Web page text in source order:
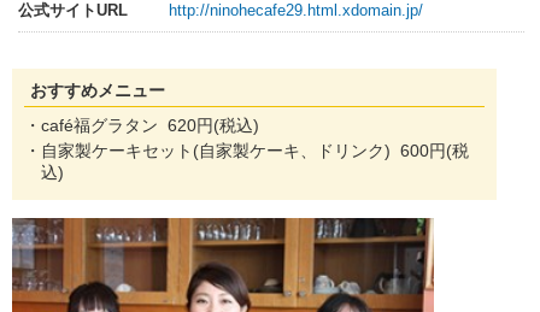
公式サイトURL http://ninohecafe29.html.xdomain.jp/
おすすめメニュー
・café福グラタン 620円(税込)
・自家製ケーキセット(自家製ケーキ、ドリンク) 600円(税
込)